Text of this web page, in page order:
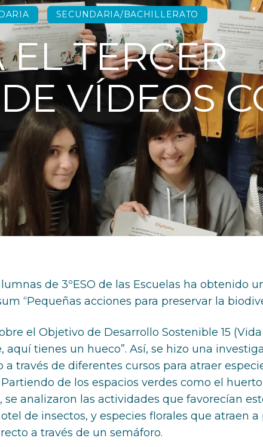
SECUNDARIA/BACHILLERATO
TERCER
VÍDEOS
de 3ºESO de las Escuelas ha obtenido
“Pequeñas acciones para preservar la
el Objetivo de Desarrollo Sostenible 15
aquí tienes un hueco”. Así, se hizo una
través de diferentes cursos para atraer
de los espacios verdes como el
se analizaron las actividades que favorecían
de insectos, y especies florales que atraen
a través de un semáforo.